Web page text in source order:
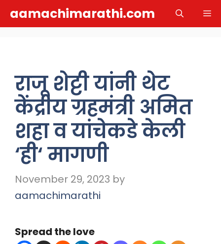
aamachimarathi.com
राजू शेट्टी यांनी थेट
केंद्रीय ग्रहमंत्री अमित
शहा व यांचेकडे केली
‘ही‘ मागणी
November 29, 2023 by
aamachimarathi
Spread the love